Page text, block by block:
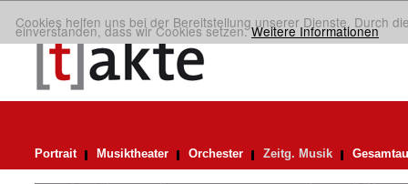
Cookies helfen uns bei der Bereitstellung unserer Dienste. Durch
einverstanden, dass wir Cookies setzen.Weitere Informationen
Portrait Musiktheater Orchester Zeitg. Musik